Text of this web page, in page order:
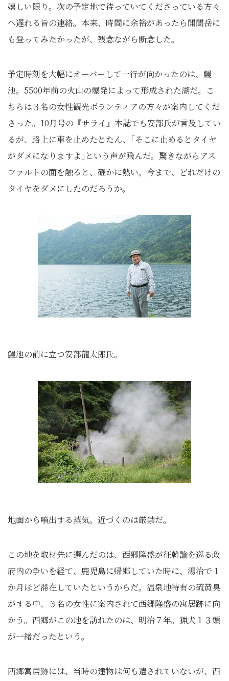
嬉しい限り。次の予定地で待っていてくださっている方々
へ遅れる旨の連絡。本来、時間に余裕があったら開聞岳に
も登ってみたかったが、残念ながら断念した。
予定時刻を大幅にオーバーして一行が向かったのは、鰻
池。5500年前の火山の爆発によって形成された湖だ。こ
ちらは３名の女性観光ボランティアの方々が案内してくだ
さった。10月号の『サライ』本誌でも安部氏が言及してい
るが、路上に車を止めたとたん、｢そこに止めるとタイヤ
がダメになりますよ｣という声が飛んだ。驚きながらアス
ファルトの面を触ると、確かに熱い。今まで、どれだけの
タイヤをダメにしたのだろうか。
鰻池の前に立つ安部龍太郎氏。
地面から噴出する蒸気。近づくのは厳禁だ。
この地を取材先に選んだのは、西郷隆盛が征韓論を巡る政
府内の争いを経て、鹿児島に帰郷していた時に、湯治で１
か月ほど滞在していたというからだ。温泉地特有の硫黄臭
がする中、３名の女性に案内されて西郷隆盛の寓居跡に向
かう。西郷がこの地を訪れたのは、明治７年。猟犬１３頭
が一緒だったという。
西郷寓居跡には、当時の建物は何も遺されていないが、西